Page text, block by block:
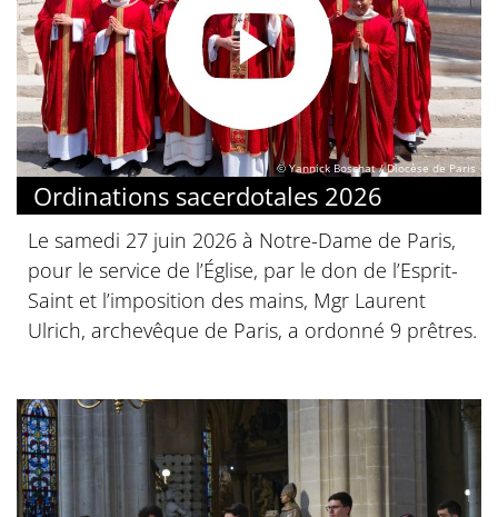
© Yannick Boschat / Diocèse de Paris
Ordinations sacerdotales 2026
Le samedi 27 juin 2026 à Notre-Dame de Paris,
pour le service de l’Église, par le don de l’Esprit-
Saint et l’imposition des mains, Mgr Laurent
Ulrich, archevêque de Paris, a ordonné 9 prêtres.